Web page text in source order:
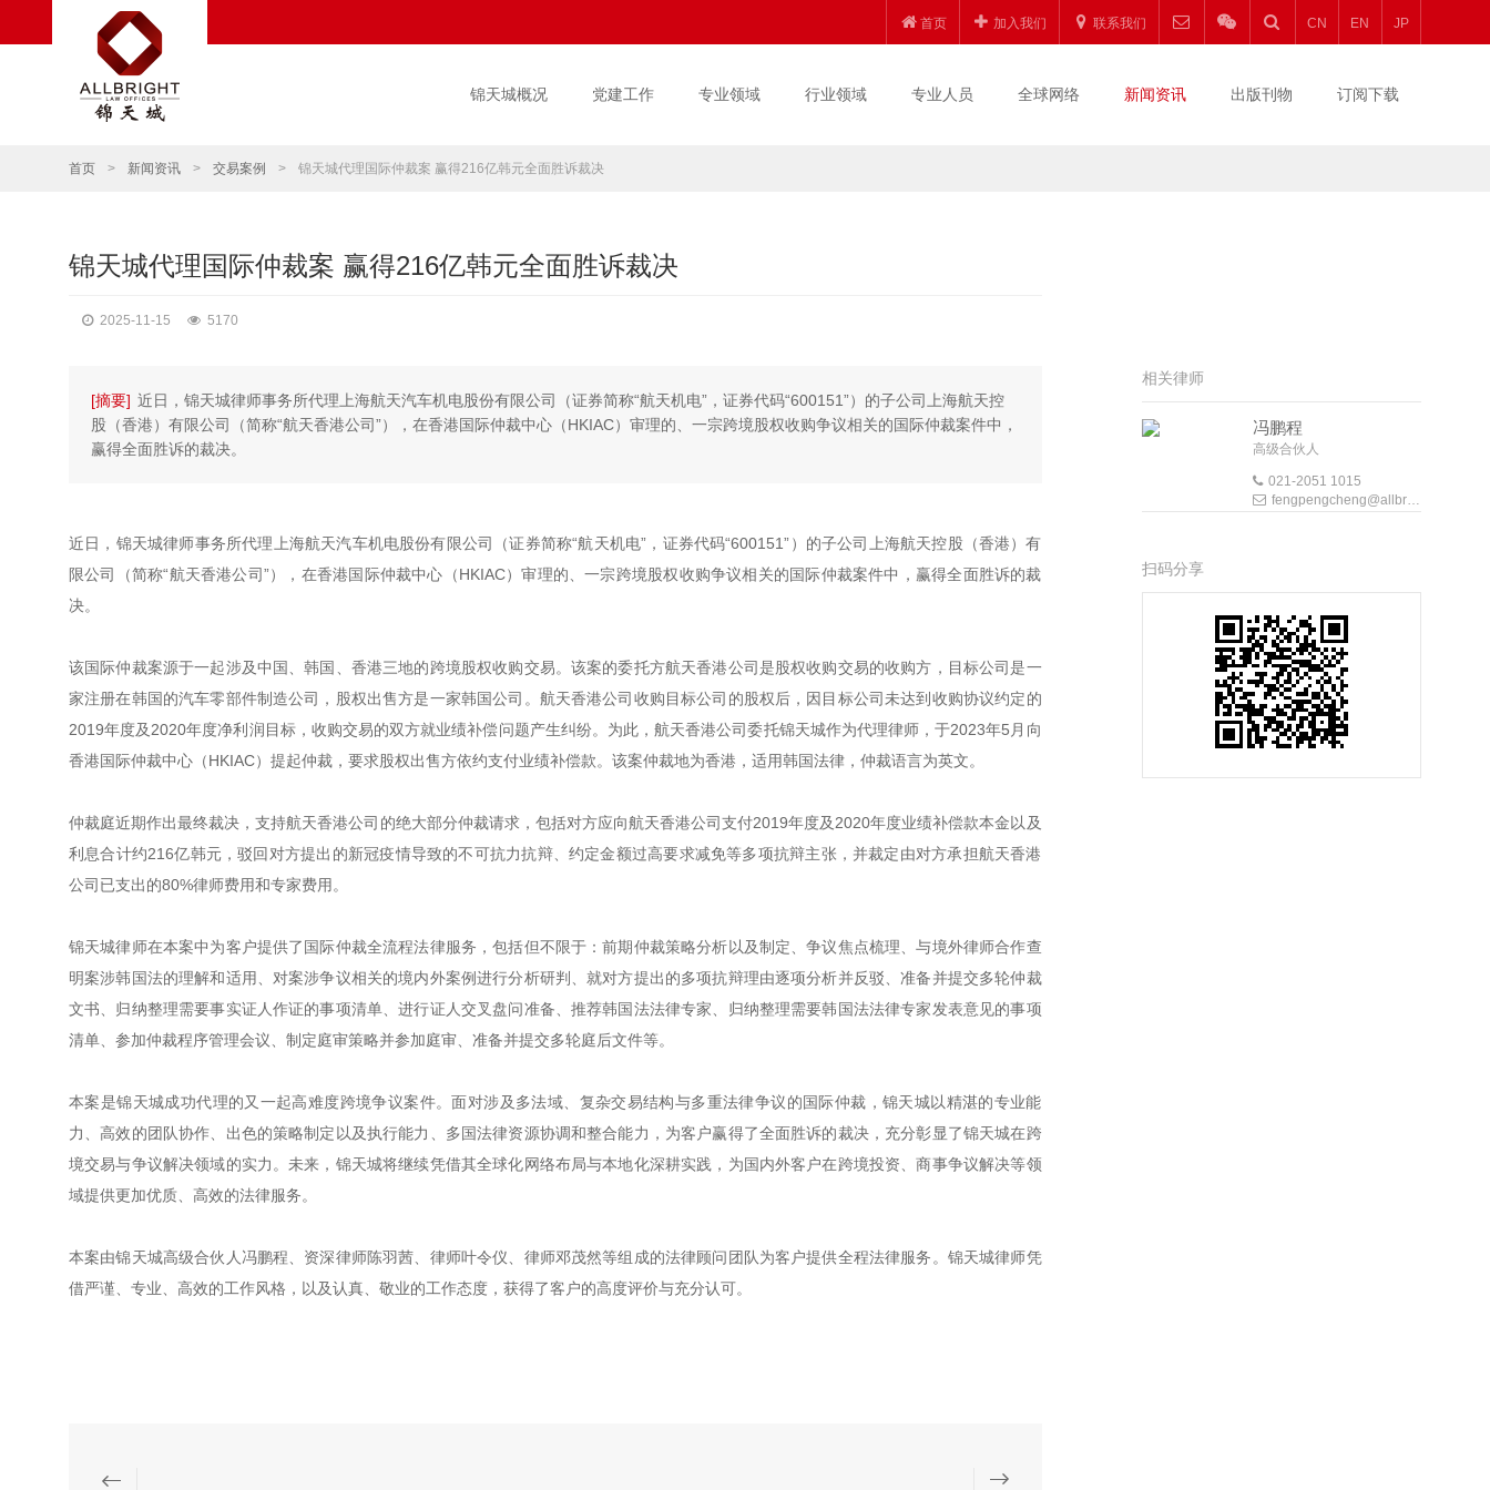
首页 加入我们 联系我们 CN EN JP
锦天城概况 党建工作 专业领域 行业领域 专业人员 全球网络 新闻资讯 出版刊物 订阅下载
首页 > 新闻资讯 > 交易案例 > 锦天城代理国际仲裁案 赢得216亿韩元全面胜诉裁决
锦天城代理国际仲裁案 赢得216亿韩元全面胜诉裁决
2025-11-15 5170
[摘要] 近日，锦天城律师事务所代理上海航天汽车机电股份有限公司（证券简称“航天机电”，证券代码“600151”）的子公司上海航天控
股（香港）有限公司（简称“航天香港公司”），在香港国际仲裁中心（HKIAC）审理的、一宗跨境股权收购争议相关的国际仲裁案件中，
赢得全面胜诉的裁决。
近日，锦天城律师事务所代理上海航天汽车机电股份有限公司（证券简称“航天机电”，证券代码“600151”）的子公司上海航天控股（香港）有
限公司（简称“航天香港公司”），在香港国际仲裁中心（HKIAC）审理的、一宗跨境股权收购争议相关的国际仲裁案件中，赢得全面胜诉的裁
决。
该国际仲裁案源于一起涉及中国、韩国、香港三地的跨境股权收购交易。该案的委托方航天香港公司是股权收购交易的收购方，目标公司是一
家注册在韩国的汽车零部件制造公司，股权出售方是一家韩国公司。航天香港公司收购目标公司的股权后，因目标公司未达到收购协议约定的
2019年度及2020年度净利润目标，收购交易的双方就业绩补偿问题产生纠纷。为此，航天香港公司委托锦天城作为代理律师，于2023年5月向
香港国际仲裁中心（HKIAC）提起仲裁，要求股权出售方依约支付业绩补偿款。该案仲裁地为香港，适用韩国法律，仲裁语言为英文。
仲裁庭近期作出最终裁决，支持航天香港公司的绝大部分仲裁请求，包括对方应向航天香港公司支付2019年度及2020年度业绩补偿款本金以及
利息合计约216亿韩元，驳回对方提出的新冠疫情导致的不可抗力抗辩、约定金额过高要求减免等多项抗辩主张，并裁定由对方承担航天香港
公司已支出的80%律师费用和专家费用。
锦天城律师在本案中为客户提供了国际仲裁全流程法律服务，包括但不限于：前期仲裁策略分析以及制定、争议焦点梳理、与境外律师合作查
明案涉韩国法的理解和适用、对案涉争议相关的境内外案例进行分析研判、就对方提出的多项抗辩理由逐项分析并反驳、准备并提交多轮仲裁
文书、归纳整理需要事实证人作证的事项清单、进行证人交叉盘问准备、推荐韩国法法律专家、归纳整理需要韩国法法律专家发表意见的事项
清单、参加仲裁程序管理会议、制定庭审策略并参加庭审、准备并提交多轮庭后文件等。
本案是锦天城成功代理的又一起高难度跨境争议案件。面对涉及多法域、复杂交易结构与多重法律争议的国际仲裁，锦天城以精湛的专业能
力、高效的团队协作、出色的策略制定以及执行能力、多国法律资源协调和整合能力，为客户赢得了全面胜诉的裁决，充分彰显了锦天城在跨
境交易与争议解决领域的实力。未来，锦天城将继续凭借其全球化网络布局与本地化深耕实践，为国内外客户在跨境投资、商事争议解决等领
域提供更加优质、高效的法律服务。
本案由锦天城高级合伙人冯鹏程、资深律师陈羽茜、律师叶令仪、律师邓茂然等组成的法律顾问团队为客户提供全程法律服务。锦天城律师凭
借严谨、专业、高效的工作风格，以及认真、敬业的工作态度，获得了客户的高度评价与充分认可。
相关律师
冯鹏程
高级合伙人
021-2051 1015
fengpengcheng@allbrightlaw.com
扫码分享